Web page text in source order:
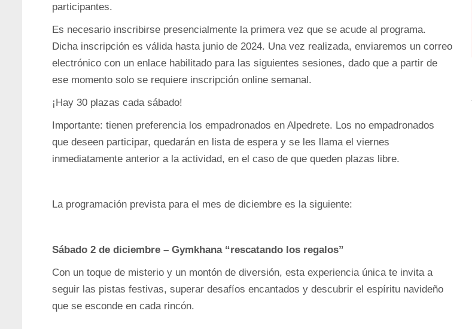
participantes.
Es necesario inscribirse presencialmente la primera vez que se acude al programa.
Dicha inscripción es válida hasta junio de 2024. Una vez realizada, enviaremos un correo
electrónico con un enlace habilitado para las siguientes sesiones, dado que a partir de
ese momento solo se requiere inscripción online semanal.
¡Hay 30 plazas cada sábado!
Importante: tienen preferencia los empadronados en Alpedrete. Los no empadronados
que deseen participar, quedarán en lista de espera y se les llama el viernes
inmediatamente anterior a la actividad, en el caso de que queden plazas libre.
La programación prevista para el mes de diciembre es la siguiente:
Sábado 2 de diciembre – Gymkhana “rescatando los regalos”
Con un toque de misterio y un montón de diversión, esta experiencia única te invita a
seguir las pistas festivas, superar desafíos encantados y descubrir el espíritu navideño
que se esconde en cada rincón.